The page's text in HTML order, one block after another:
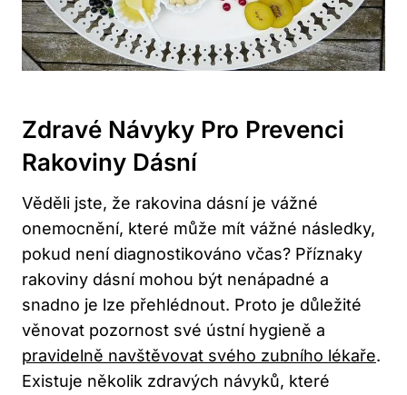
Zdravé Návyky Pro Prevenci
Rakoviny Dásní
Věděli jste, že rakovina dásní je vážné
onemocnění, které může mít vážné následky,
pokud není diagnostikováno včas? Příznaky
rakoviny dásní mohou být nenápadné a
snadno je lze přehlédnout. Proto je důležité
věnovat pozornost své ústní hygieně a
pravidelně navštěvovat svého zubního lékaře.
Existuje několik zdravých návyků, které